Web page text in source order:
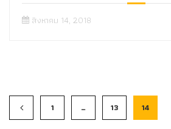
สิงหาคม 14, 2018
1 … 13 14